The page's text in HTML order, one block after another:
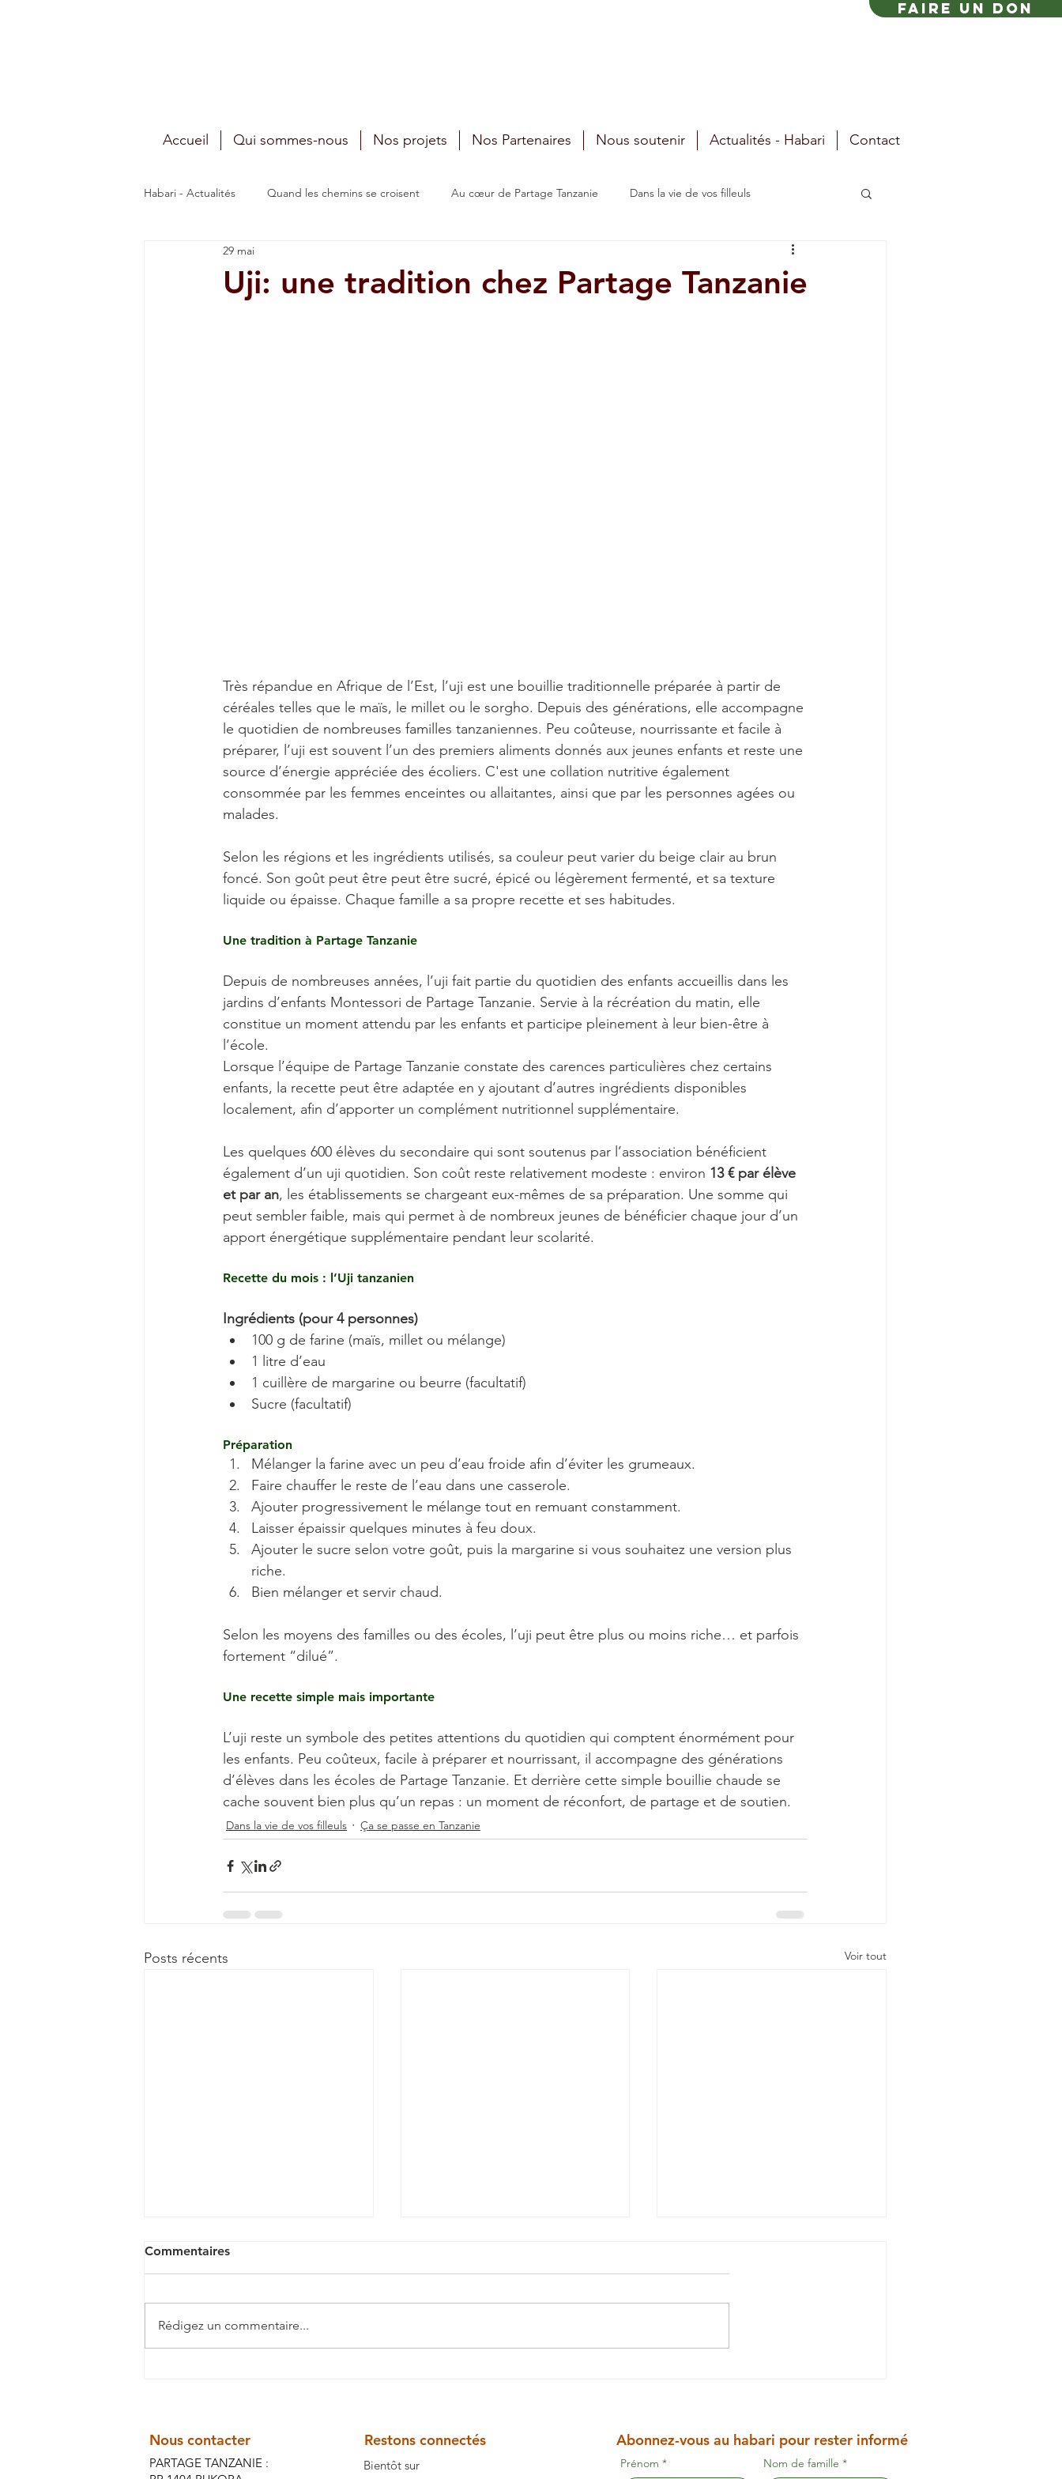
FAIRE UN DON
Accueil Qui sommes-nous Nos projets Nos Partenaires Nous soutenir Actualités - Habari Contact
Habari - Actualités Quand les chemins se croisent Au cœur de Partage Tanzanie Dans la vie de vos filleuls
Ça se passe en Tanzanie
Uji: une tradition chez Partage Tanzanie
29 mai
Très répandue en Afrique de l’Est, l’uji est une bouillie traditionnelle préparée à partir de
céréales telles que le maïs, le millet ou le sorgho. Depuis des générations, elle accompagne
le quotidien de nombreuses familles tanzaniennes. Peu coûteuse, nourrissante et facile à
préparer, l’uji est souvent l’un des premiers aliments donnés aux jeunes enfants et reste une
source d’énergie appréciée des écoliers. C'est une collation nutritive également
consommée par les femmes enceintes ou allaitantes, ainsi que par les personnes agées ou
malades.
Selon les régions et les ingrédients utilisés, sa couleur peut varier du beige clair au brun
foncé. Son goût peut être peut être sucré, épicé ou légèrement fermenté, et sa texture
liquide ou épaisse. Chaque famille a sa propre recette et ses habitudes.
Une tradition à Partage Tanzanie
Depuis de nombreuses années, l’uji fait partie du quotidien des enfants accueillis dans les
jardins d’enfants Montessori de Partage Tanzanie. Servie à la récréation du matin, elle
constitue un moment attendu par les enfants et participe pleinement à leur bien-être à
l’école.
Lorsque l’équipe de Partage Tanzanie constate des carences particulières chez certains
enfants, la recette peut être adaptée en y ajoutant d’autres ingrédients disponibles
localement, afin d’apporter un complément nutritionnel supplémentaire.
Les quelques 600 élèves du secondaire qui sont soutenus par l’association bénéficient
également d’un uji quotidien. Son coût reste relativement modeste : environ 13 € par élève
et par an, les établissements se chargeant eux-mêmes de sa préparation. Une somme qui
peut sembler faible, mais qui permet à de nombreux jeunes de bénéficier chaque jour d’un
apport énergétique supplémentaire pendant leur scolarité.
Recette du mois : l’Uji tanzanien
Ingrédients (pour 4 personnes)
100 g de farine (maïs, millet ou mélange)
1 litre d’eau
1 cuillère de margarine ou beurre (facultatif)
Sucre (facultatif)
Préparation
Mélanger la farine avec un peu d’eau froide afin d’éviter les grumeaux.
Faire chauffer le reste de l’eau dans une casserole.
Ajouter progressivement le mélange tout en remuant constamment.
Laisser épaissir quelques minutes à feu doux.
Ajouter le sucre selon votre goût, puis la margarine si vous souhaitez une version plus
riche.
Bien mélanger et servir chaud.
Selon les moyens des familles ou des écoles, l’uji peut être plus ou moins riche… et parfois
fortement “dilué”.
Une recette simple mais importante
L’uji reste un symbole des petites attentions du quotidien qui comptent énormément pour
les enfants. Peu coûteux, facile à préparer et nourrissant, il accompagne des générations
d’élèves dans les écoles de Partage Tanzanie. Et derrière cette simple bouillie chaude se
cache souvent bien plus qu’un repas : un moment de réconfort, de partage et de soutien.
Dans la vie de vos filleuls Ça se passe en Tanzanie
Posts récents Voir tout
La lettre d'Anuciatha
La malaria en Tanzanie
Commentaires
Rédigez un commentaire...
Nous contacter
PARTAGE TANZANIE :
Restons connectés
Bientôt sur
Abonnez-vous au habari pour rester informé
Prénom * Nom de famille *